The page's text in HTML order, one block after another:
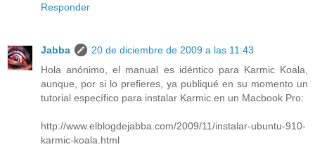
Responder
Jabba
20 de diciembre de 2009 a las 11:43
Hola anónimo, el manual es idéntico para Karmic Koala,
aunque, por si lo prefieres, ya publiqué en su momento un
tutorial específico para instalar Karmic en un Macbook Pro:
http://www.elblogdejabba.com/2009/11/instalar-ubuntu-910-
karmic-koala.html